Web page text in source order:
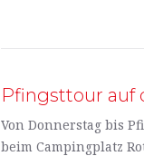
Pfingsttour auf
Von Donnerstag bis
beim Campingplatz